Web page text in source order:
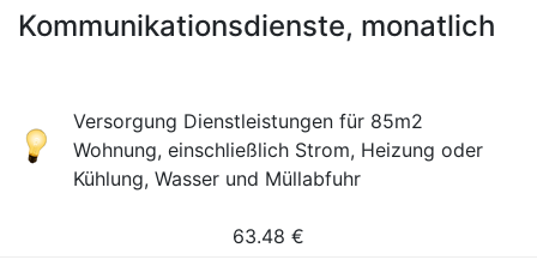
Kommunikationsdienste, monatlich
Versorgung Dienstleistungen für 85m2
Wohnung, einschließlich Strom, Heizung oder
Kühlung, Wasser und Müllabfuhr
63.48 €